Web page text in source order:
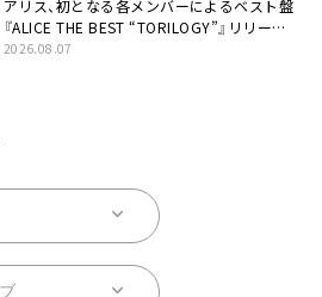
アリス、初となる各メンバーによるベスト盤
『ALICE THE BEST “TORILOGY”』リリース
決定
2026.08.07